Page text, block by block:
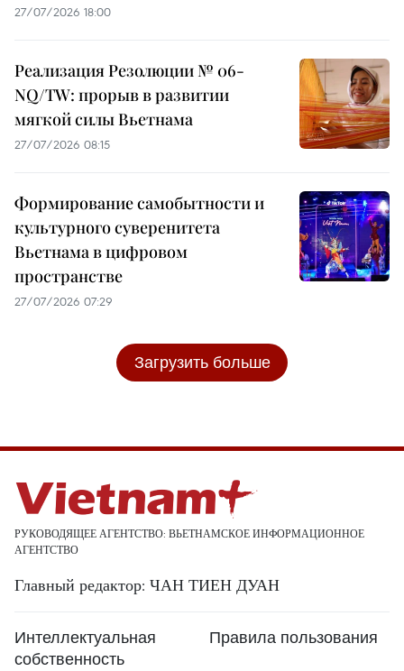
27/07/2026 18:00
Реализация Резолюции № 06-
NQ/TW: прорыв в развитии
мягкой силы Вьетнама
27/07/2026 08:15
Формирование самобытности и
культурного суверенитета
Вьетнама в цифровом
пространстве
27/07/2026 07:29
Загрузить больше
РУКОВОДЯЩЕЕ АГЕНТСТВО: ВЬЕТНАМСКОЕ ИНФОРМАЦИОННОЕ
АГЕНТСТВО
Главный редактор: ЧАН ТИЕН ДУАН
Интеллектуальная
собственность
Правила пользования